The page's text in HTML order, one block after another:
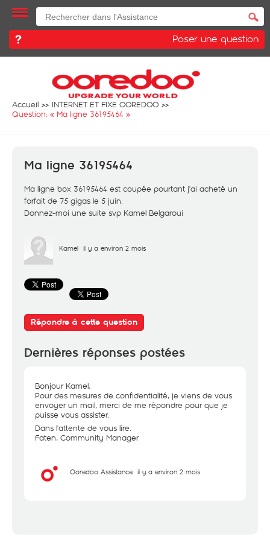
Poser une question
Accueil
INTERNET ET FIXE OOREDOO
Question: « Ma ligne 36195464 »
Ma ligne 36195464
Ma ligne box 36195464 est coupée pourtant j'ai acheté un
forfait de 75 gigas le 5 juin.
Donnez-moi une suite svp Kamel Belgaroui
Kamel il y a environ 2 mois
Répondre à cette question
Dernières réponses postées
Bonjour Kamel,
Pour des mesures de confidentialité, je viens de vous
envoyer un mail, merci de me répondre pour que je
puisse vous assister.
Dans l'attente de vous lire.
Faten, Community Manager
Ooredoo Assistance il y a environ 2 mois